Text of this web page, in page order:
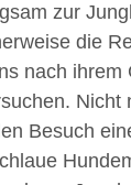
zur
die
nach ihrem
Nicht
Besuch